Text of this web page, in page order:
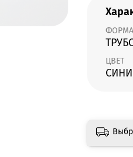
ФОРМА
ЦВЕТ